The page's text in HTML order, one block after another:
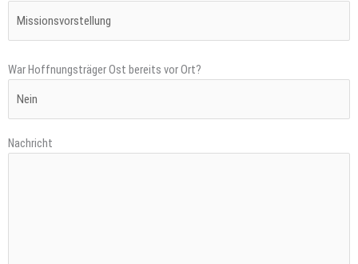
War Hoffnungsträger Ost bereits vor Ort?
Nachricht